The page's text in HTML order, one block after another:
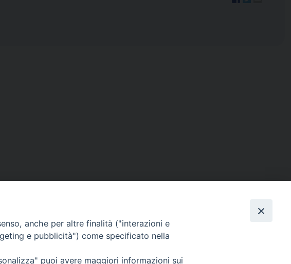
MODULISTICA RENDICONTO 8X1000
anche per altre finalità ("interazioni e
e pubblicità") come specificato nella
puoi avere maggiori informazioni sui